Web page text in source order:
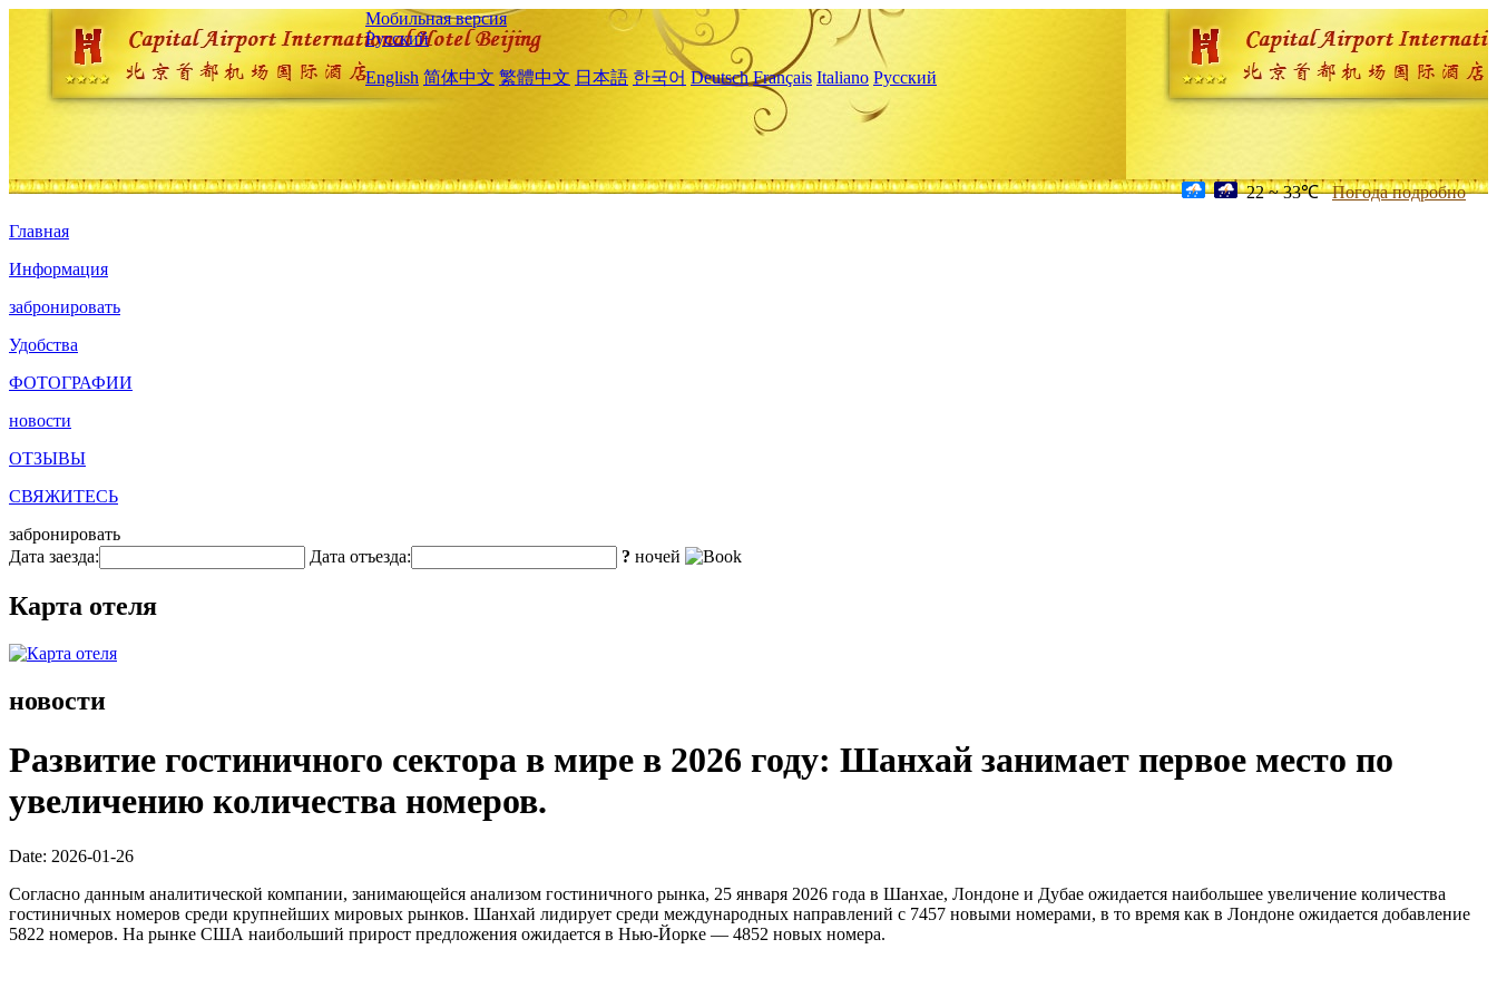
Мобильная версия
Русский
English 简体中文 繁體中文 日本語 한국어 Deutsch Français Italiano Русский
22 ~ 33℃ Погода подробно
Главная
Информация
забронировать
Удобства
ФОТОГРАФИИ
новости
ОТЗЫВЫ
СВЯЖИТЕСЬ
забронировать
Дата заезда:
Дата отъезда: ? ночей
Карта отеля
новости
Развитие гостиничного сектора в мире в 2026 году: Шанхай занимает первое место по
увеличению количества номеров.
Date: 2026-01-26
Согласно данным аналитической компании, занимающейся анализом гостиничного рынка, 25 января 2026 года в Шанхае, Лондоне и Дубае ожидается наибольшее увеличение количества
гостиничных номеров среди крупнейших мировых рынков. Шанхай лидирует среди международных направлений с 7457 новыми номерами, в то время как в Лондоне ожидается добавление
5822 номеров. На рынке США наибольший прирост предложения ожидается в Нью-Йорке — 4852 новых номера.